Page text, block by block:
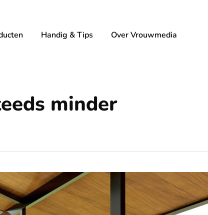
Handig & Tips Over Vrouwmedia
minder